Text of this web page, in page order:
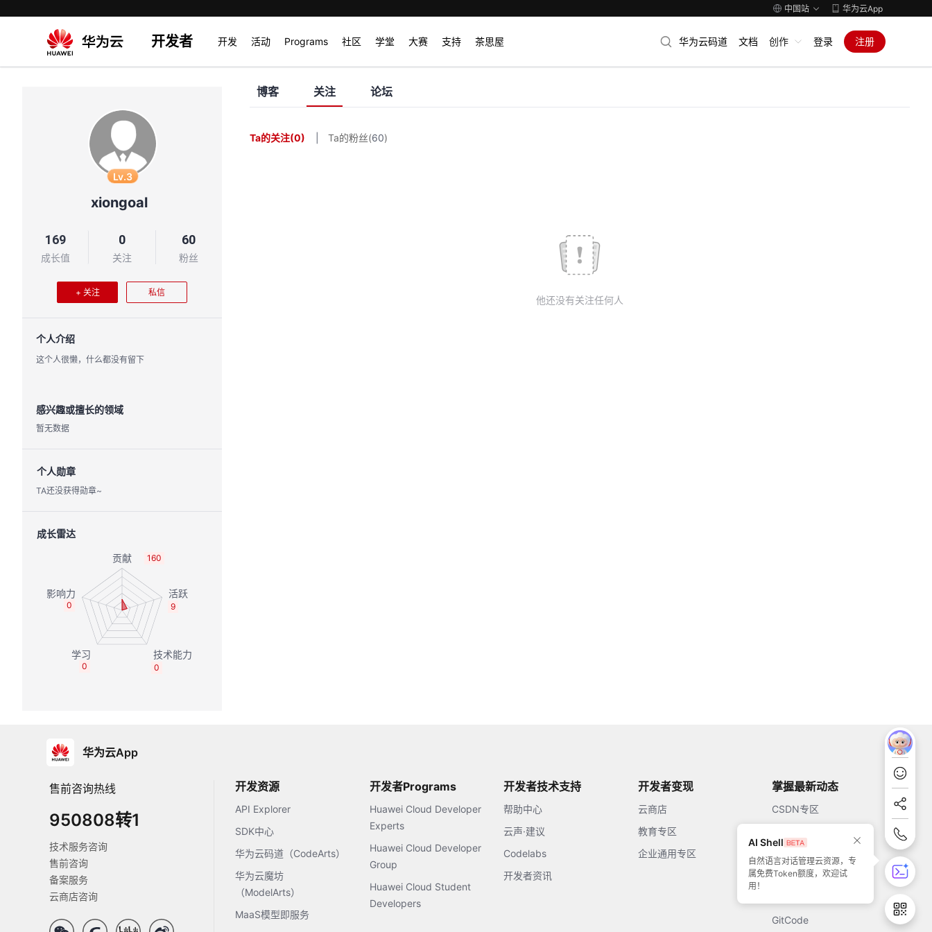
中国站 华为云App
开发者 开发 活动 Programs 社区 学堂 大赛 支持 茶思屋 华为云码道 文档 创作 登录 注册
Lv.3
xiongoal
169
成长值
0
关注
60
粉丝
+ 关注 私信
个人介绍
这个人很懒，什么都没有留下
感兴趣或擅长的领域
暂无数据
个人勋章
TA还没获得勋章~
成长雷达
160
9
0
0
0
博客 关注 论坛
Ta的关注(0) Ta的粉丝(60)
他还没有关注任何人
华为云App
售前咨询热线
950808转1
技术服务咨询
售前咨询
备案服务
云商店咨询
开发资源
API Explorer
SDK中心
华为云码道（CodeArts）
华为云魔坊
（ModelArts）
MaaS模型即服务
开发者Programs
Huawei Cloud Developer
Experts
Huawei Cloud Developer
Group
Huawei Cloud Student
Developers
开发者技术支持
帮助中心
云声·建议
Codelabs
开发者资讯
开发者变现
云商店
教育专区
企业通用专区
掌握最新动态
CSDN专区
51CTO
GitCode
AI Shell
自然语言对话管理云资源，专
属免费Token额度，欢迎试
用！